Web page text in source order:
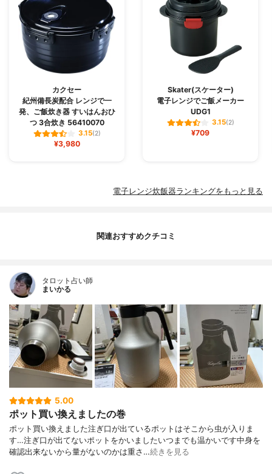
カクセー
紀州備長炭配合 レンジで一
発、ご飯炊き器 すいはんおひ
つ 3合炊き 56410070
3.15(2)
¥3,980
Skater(スケーター)
電子レンジでご飯メーカー
UDG1
3.15(2)
¥709
電子レンジ炊飯器ランキングをもっと見る
関連おすすめクチコミ
タロット占い師
まいかる
5.00
ポット買い換えましたの巻
ポット買い換えました注ぎ口が出ているポットはそこから虫が入りま
す…注ぎ口が出てないポットをかいましたいつまでも温かいです中身を
確認出来ないから量がないのかは重さ…続きを見る